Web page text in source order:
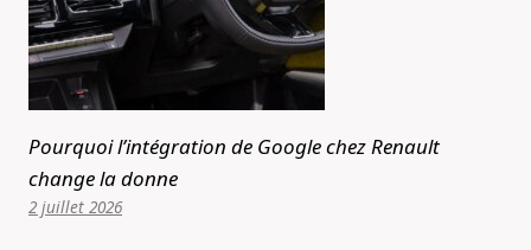
Pourquoi l’intégration de Google chez Renault
change la donne
2 juillet 2026